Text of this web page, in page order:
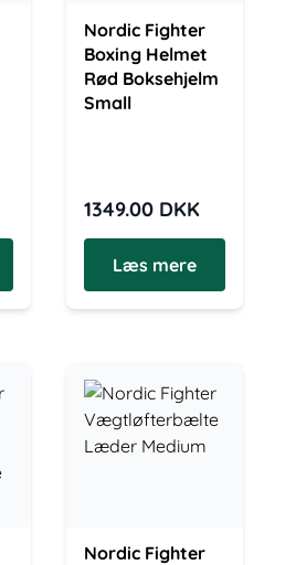
Nordic Fighter
Boxing Helmet
Rød Boksehjelm
Small
1349.00 DKK
Læs mere
Nordic Fighter